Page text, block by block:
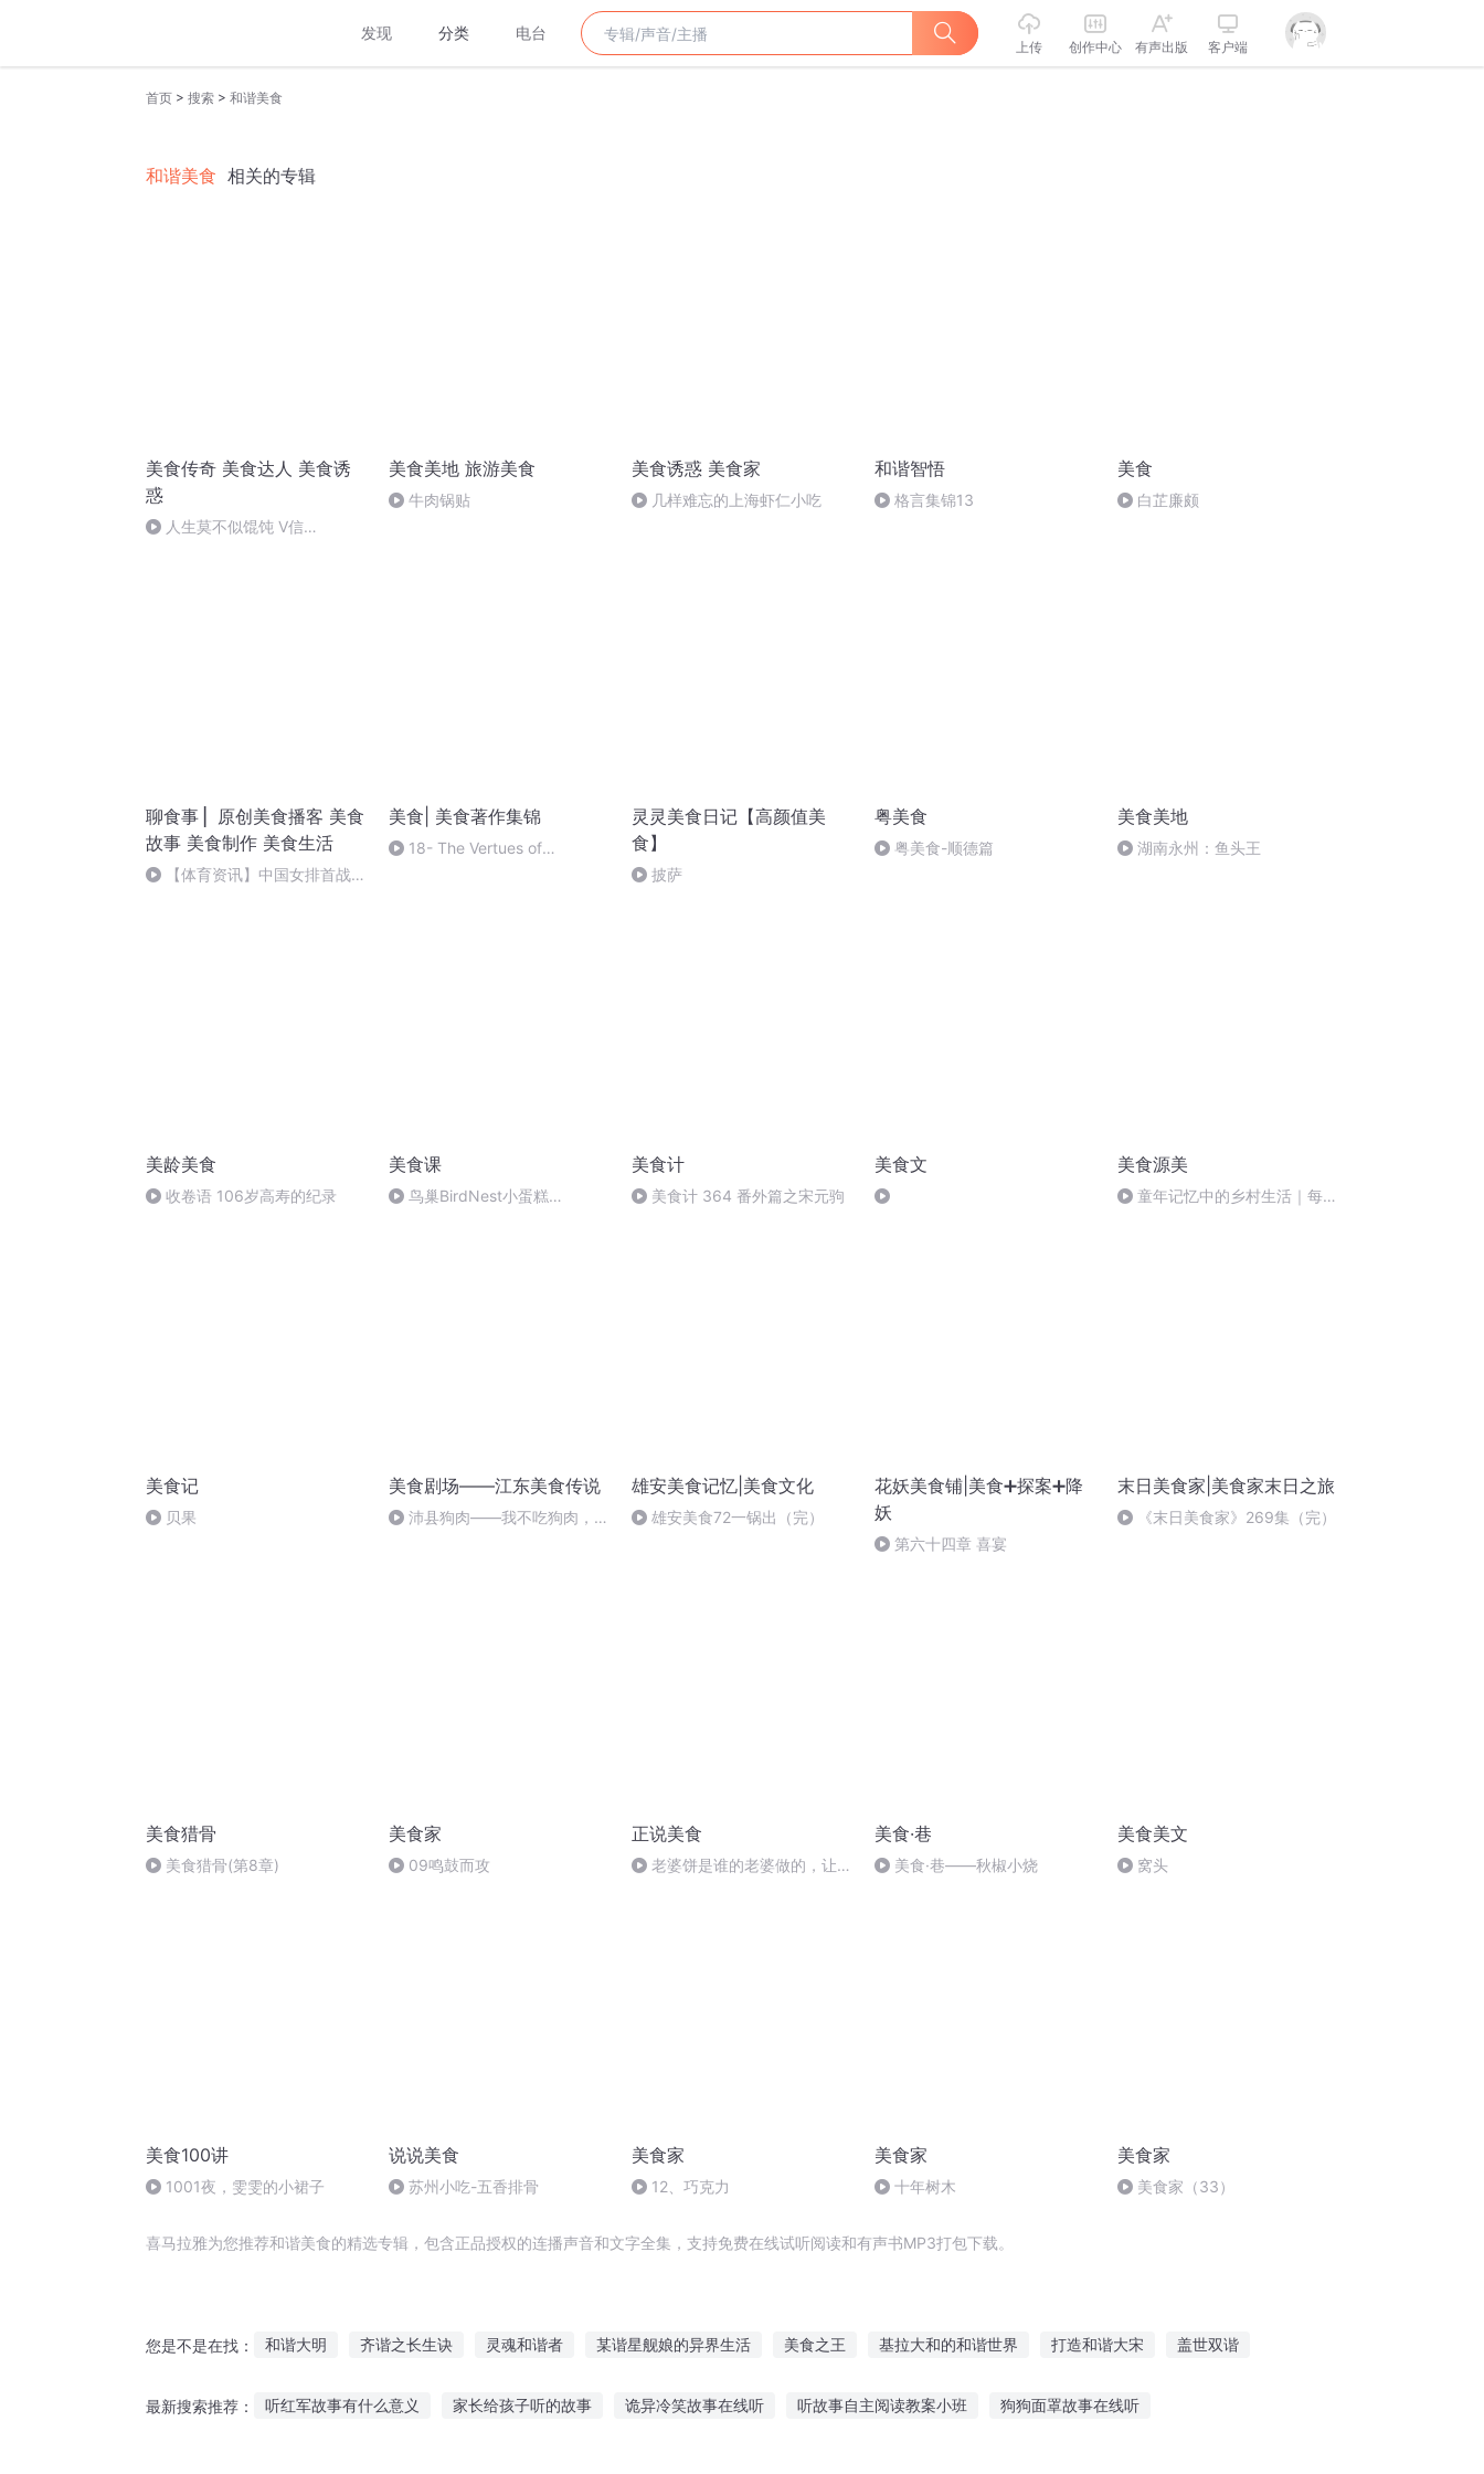
发现 分类 电台
上传 创作中心 有声出版 客户端
首页 > 搜索 > 和谐美食
和谐美食 相关的专辑
美食传奇 美食达人 美食诱
惑
人生莫不似馄饨 V信
美食美地 旅游美食
牛肉锅贴
美食诱惑 美食家
几样难忘的上海虾仁小吃
和谐智悟
格言集锦13
美食
白芷廉颇
聊食事 ▏原创美食播客 美食
故事 美食制作 美食生活
【体育资讯】中国女排首战荷
美食| 美食著作集锦
18- The Vertues of
灵灵美食日记【高颜值美
食】
披萨
粤美食
粤美食-顺德篇
美食美地
湖南永州：鱼头王
美龄美食
收卷语 106岁高寿的纪录
美食课
鸟巢BirdNest小蛋糕
美食计
美食计 364 番外篇之宋元驹
美食文 美食源美
童年记忆中的乡村生活｜每天
美食记
贝果
美食剧场——江东美食传说
沛县狗肉——我不吃狗肉，但
雄安美食记忆|美食文化
雄安美食72一锅出（完）
花妖美食铺|美食➕探案➕降
妖
第六十四章 喜宴
末日美食家|美食家末日之旅
《末日美食家》269集（完）
美食猎骨
美食猎骨(第8章)
美食家
09鸣鼓而攻
正说美食
老婆饼是谁的老婆做的，让我
美食·巷
美食·巷——秋椒小烧
美食美文
窝头
美食100讲
1001夜，雯雯的小裙子
说说美食
苏州小吃-五香排骨
美食家
12、巧克力
美食家
十年树木
美食家
美食家（33）
喜马拉雅为您推荐和谐美食的精选专辑，包含正品授权的连播声音和文字全集，支持免费在线试听阅读和有声书MP3打包下载。
您是不是在找： 和谐大明 齐谐之长生诀 灵魂和谐者 某谐星舰娘的异界生活 美食之王 基拉大和的和谐世界 打造和谐大宋 盖世双谐
最新搜索推荐： 听红军故事有什么意义 家长给孩子听的故事 诡异冷笑故事在线听 听故事自主阅读教案小班 狗狗面罩故事在线听